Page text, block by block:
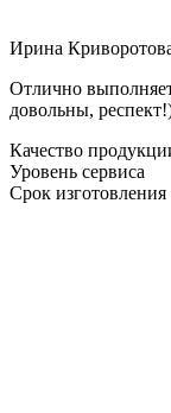
Ирина
Отлично
довольны,
Качество
Уровень сервиса
Срок изготовления